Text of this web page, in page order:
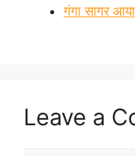
गंगा सागर
Leave a